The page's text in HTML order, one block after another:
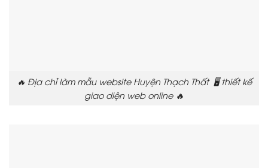
🔥 Địa chỉ làm mẫu website Huyện Thạch Thất 🖥️ thiết kế
giao diện web online 🔥